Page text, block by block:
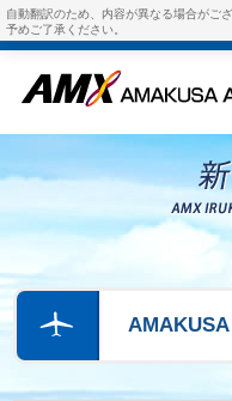
自動翻訳のため、内容が異なる場合がござ
予めご了承ください。